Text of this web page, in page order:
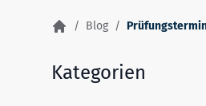
/ Blog /
Kategorien